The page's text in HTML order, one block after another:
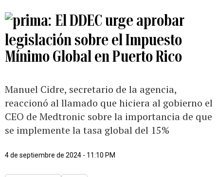
El DDEC urge aprobar
legislación sobre el Impuesto
Mínimo Global en Puerto Rico
Manuel Cidre, secretario de la agencia,
reaccionó al llamado que hiciera al gobierno el
CEO de Medtronic sobre la importancia de que
se implemente la tasa global del 15%
4 de septiembre de 2024 - 11:10 PM